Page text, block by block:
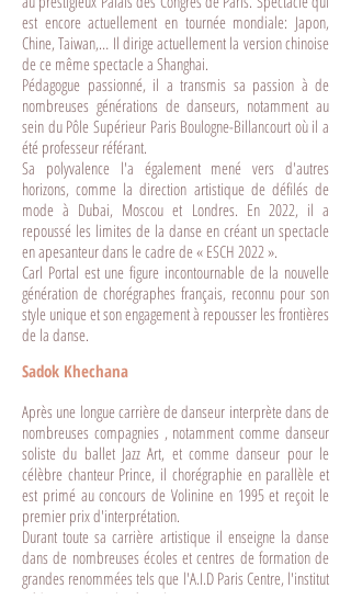
est encore actuellement en tournée mondiale: Japon,
Chine, Taiwan,… Il dirige actuellement la version chinoise
de ce même spectacle a Shanghai.
Pédagogue passionné, il a transmis sa passion à de
nombreuses générations de danseurs, notamment au
sein du Pôle Supérieur Paris Boulogne-Billancourt où il a
été professeur référant.
Sa polyvalence l'a également mené vers d'autres
horizons, comme la direction artistique de défilés de
mode à Dubai, Moscou et Londres. En 2022, il a
repoussé les limites de la danse en créant un spectacle
en apesanteur dans le cadre de « ESCH 2022 ».
Carl Portal est une figure incontournable de la nouvelle
génération de chorégraphes français, reconnu pour son
style unique et son engagement à repousser les frontières
de la danse.
Sadok Khechana
Après une longue carrière de danseur interprète dans de
nombreuses compagnies , notamment comme danseur
soliste du ballet Jazz Art, et comme danseur pour le
célèbre chanteur Prince, il chorégraphie en parallèle et
est primé au concours de Volinine en 1995 et reçoit le
premier prix d'interprétation.
Durant toute sa carrière artistique il enseigne la danse
dans de nombreuses écoles et centres de formation de
grandes renommées tels que l'A.I.D Paris Centre, l'institut
pédagogie d'art chorégraphique....